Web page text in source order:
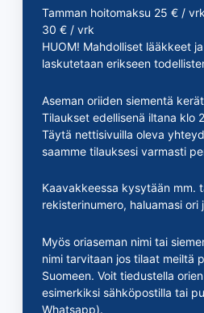
Tamman hoitomaksu 25 € /
30 € / vrk
HUOM! Mahdolliset lääkkeet
laskutetaan erikseen
Aseman oriiden siementä
Tilaukset edellisenä iltana klo
Täytä nettisivuilla oleva
saamme tilauksesi varmasti
Kaavakkeessa kysytään mm.
rekisterinumero, haluamasi
Myös oriaseman nimi tai
nimi tarvitaan jos tilaat meiltä
Suomeen. Voit tiedustella
esimerkiksi sähköpostilla tai
Whatsapp).